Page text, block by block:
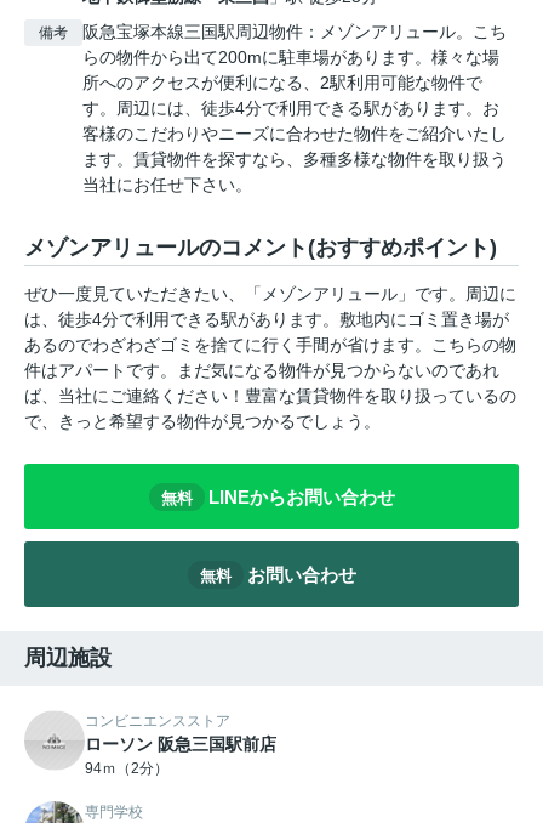
備考
阪急宝塚本線三国駅周辺物件：メゾンアリュール。こち
らの物件から出て200mに駐車場があります。様々な場
所へのアクセスが便利になる、2駅利用可能な物件で
す。周辺には、徒歩4分で利用できる駅があります。お
客様のこだわりやニーズに合わせた物件をご紹介いたし
ます。賃貸物件を探すなら、多種多様な物件を取り扱う
当社にお任せ下さい。
メゾンアリュールのコメント(おすすめポイント)
ぜひ一度見ていただきたい、「メゾンアリュール」です。周辺に
は、徒歩4分で利用できる駅があります。敷地内にゴミ置き場が
あるのでわざわざゴミを捨てに行く手間が省けます。こちらの物
件はアパートです。まだ気になる物件が見つからないのであれ
ば、当社にご連絡ください！豊富な賃貸物件を取り扱っているの
で、きっと希望する物件が見つかるでしょう。
無料 LINEからお問い合わせ
無料 お問い合わせ
周辺施設
コンビニエンスストア
ローソン 阪急三国駅前店
94ｍ（2分）
専門学校